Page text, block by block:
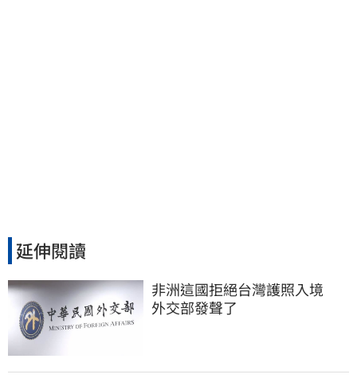
延伸閱讀
非洲這國拒絕台灣護照入境
外交部發聲了